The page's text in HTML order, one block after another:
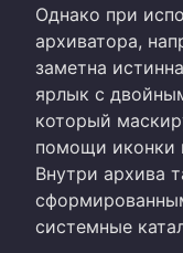
Однако при
архиватора,
заметна
ярлык с
который
помощи иконки
Внутри архива
системные